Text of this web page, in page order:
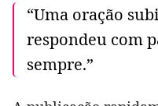
“Uma oração
respondeu com
sempre.”